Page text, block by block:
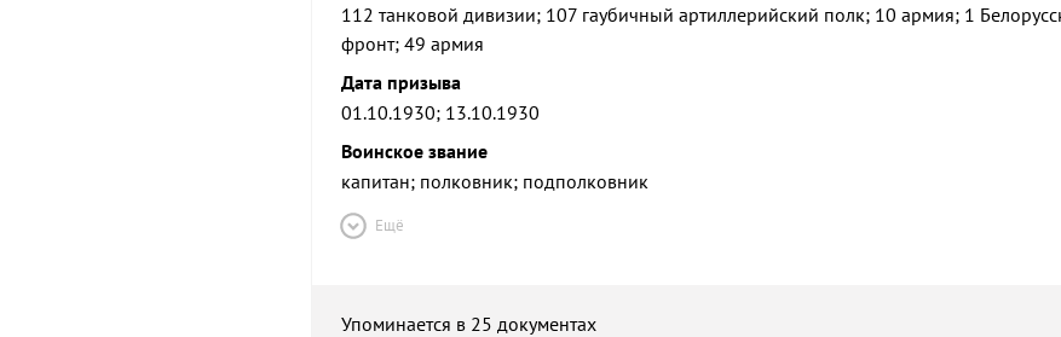
112 танковой дивизии; 107 гаубичный артиллерийский полк; 10 армия; 1
фронт; 49 армия
Дата призыва
01.10.1930; 13.10.1930
Воинское звание
капитан; полковник; подполковник
Ещё
Упоминается в 25 документах